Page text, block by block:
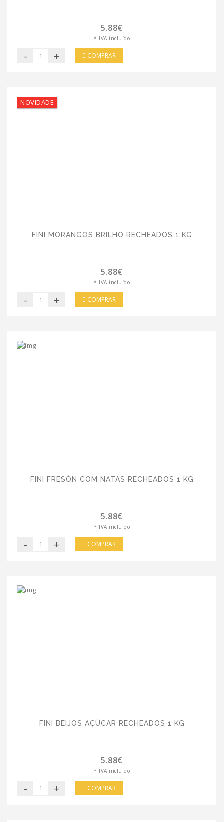
5.88€
* IVA incluído
- + COMPRAR
NOVIDADE
FINI MORANGOS BRILHO RECHEADOS 1 KG
5.88€
* IVA incluído
- + COMPRAR
FINI FRESÓN COM NATAS RECHEADOS 1 KG
5.88€
* IVA incluído
- + COMPRAR
FINI BEIJOS AÇÚCAR RECHEADOS 1 KG
5.88€
* IVA incluído
- + COMPRAR